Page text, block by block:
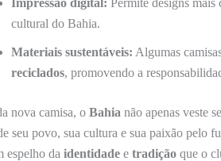
cultural do Bahia.
Materiais sustentáveis: Algumas
reciclados, promovendo a
nova camisa, o Bahia não apenas veste
seu povo, sua cultura e sua paixão pelo
espelho da identidade e tradição que o